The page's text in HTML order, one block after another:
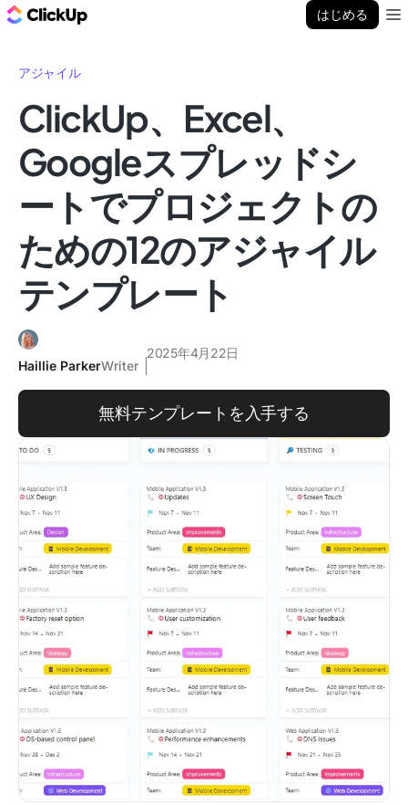
はじめる
アジャイル
ClickUp、Excel、
Googleスプレッドシ
ートでプロジェクトの
ための12のアジャイル
テンプレート
Haillie ParkerWriter
2025年4月22日
無料テンプレートを入手する